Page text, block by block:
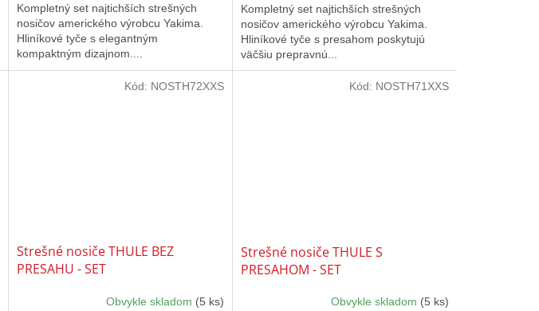
z
5
hviezdičiek.
Kompletný set najtichších strešných
nosičov amerického výrobcu Yakima.
Hliníkové tyče s elegantným
kompaktným dizajnom....
Kompletný set najtichších strešných
nosičov amerického výrobcu Yakima.
Hliníkové tyče s presahom poskytujú
väčšiu prepravnú...
Strešné nosiče THULE BEZ
PRESAHU - SET
Obvykle skladom (5 ks)
Kód: NOSTH72XXS
Strešné nosiče THULE S
PRESAHOM - SET
Obvykle skladom (5 ks)
Kód: NOSTH71XXS